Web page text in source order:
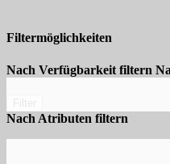
Filtermöglichkeiten
Nach Verfügbarkeit filtern
Nach Atributen filtern